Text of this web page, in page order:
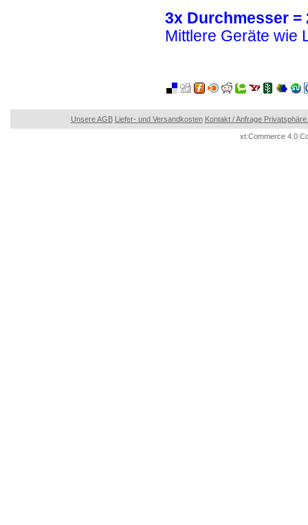
3x Durchmesser =
Mittlere Geräte wie
Unsere AGB Liefer- und Versandkosten Kontakt / Anfrage
xt:Commerce 4.0